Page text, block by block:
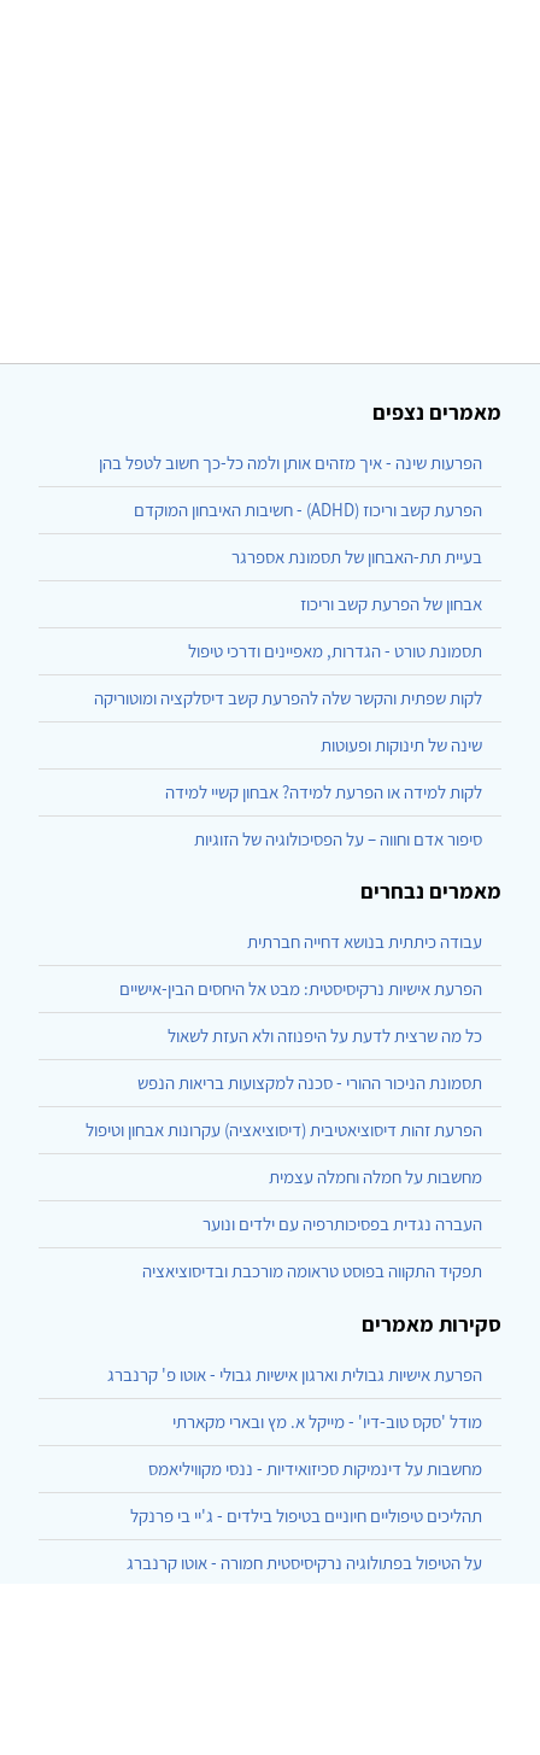
מאמרים נצפים
הפרעות שינה - איך מזהים אותן ולמה כל-כך חשוב לטפל בהן
הפרעת קשב וריכוז (ADHD) - חשיבות האיבחון המוקדם
בעיית תת-האבחון של תסמונת אספרגר
אבחון של הפרעת קשב וריכוז
תסמונת טורט - הגדרות, מאפיינים ודרכי טיפול
לקות שפתית והקשר שלה להפרעת קשב דיסלקציה ומוטוריקה
שינה של תינוקות ופעוטות
לקות למידה או הפרעת למידה? אבחון קשיי למידה
סיפור אדם וחווה – על הפסיכולוגיה של הזוגיות
מאמרים נבחרים
עבודה כיתתית בנושא דחייה חברתית
הפרעת אישיות נרקיסיסטית: מבט אל היחסים הבין-אישיים
כל מה שרצית לדעת על היפנוזה ולא העזת לשאול
תסמונת הניכור ההורי - סכנה למקצועות בריאות הנפש
הפרעת זהות דיסוציאטיבית (דיסוציאציה) עקרונות אבחון וטיפול
מחשבות על חמלה וחמלה עצמית
העברה נגדית בפסיכותרפיה עם ילדים ונוער
תפקיד התקווה בפוסט טראומה מורכבת ובדיסוציאציה
סקירות מאמרים
הפרעת אישיות גבולית וארגון אישיות גבולי - אוטו פ' קרנברג
מודל 'סקס טוב-דיו' - מייקל א. מץ ובארי מקארתי
מחשבות על דינמיקות סכיזואידיות - ננסי מקוויליאמס
תהליכים טיפוליים חיוניים בטיפול בילדים - ג'יי בי פרנקל
על הטיפול בפתולוגיה נרקיסיסטית חמורה - אוטו קרנברג